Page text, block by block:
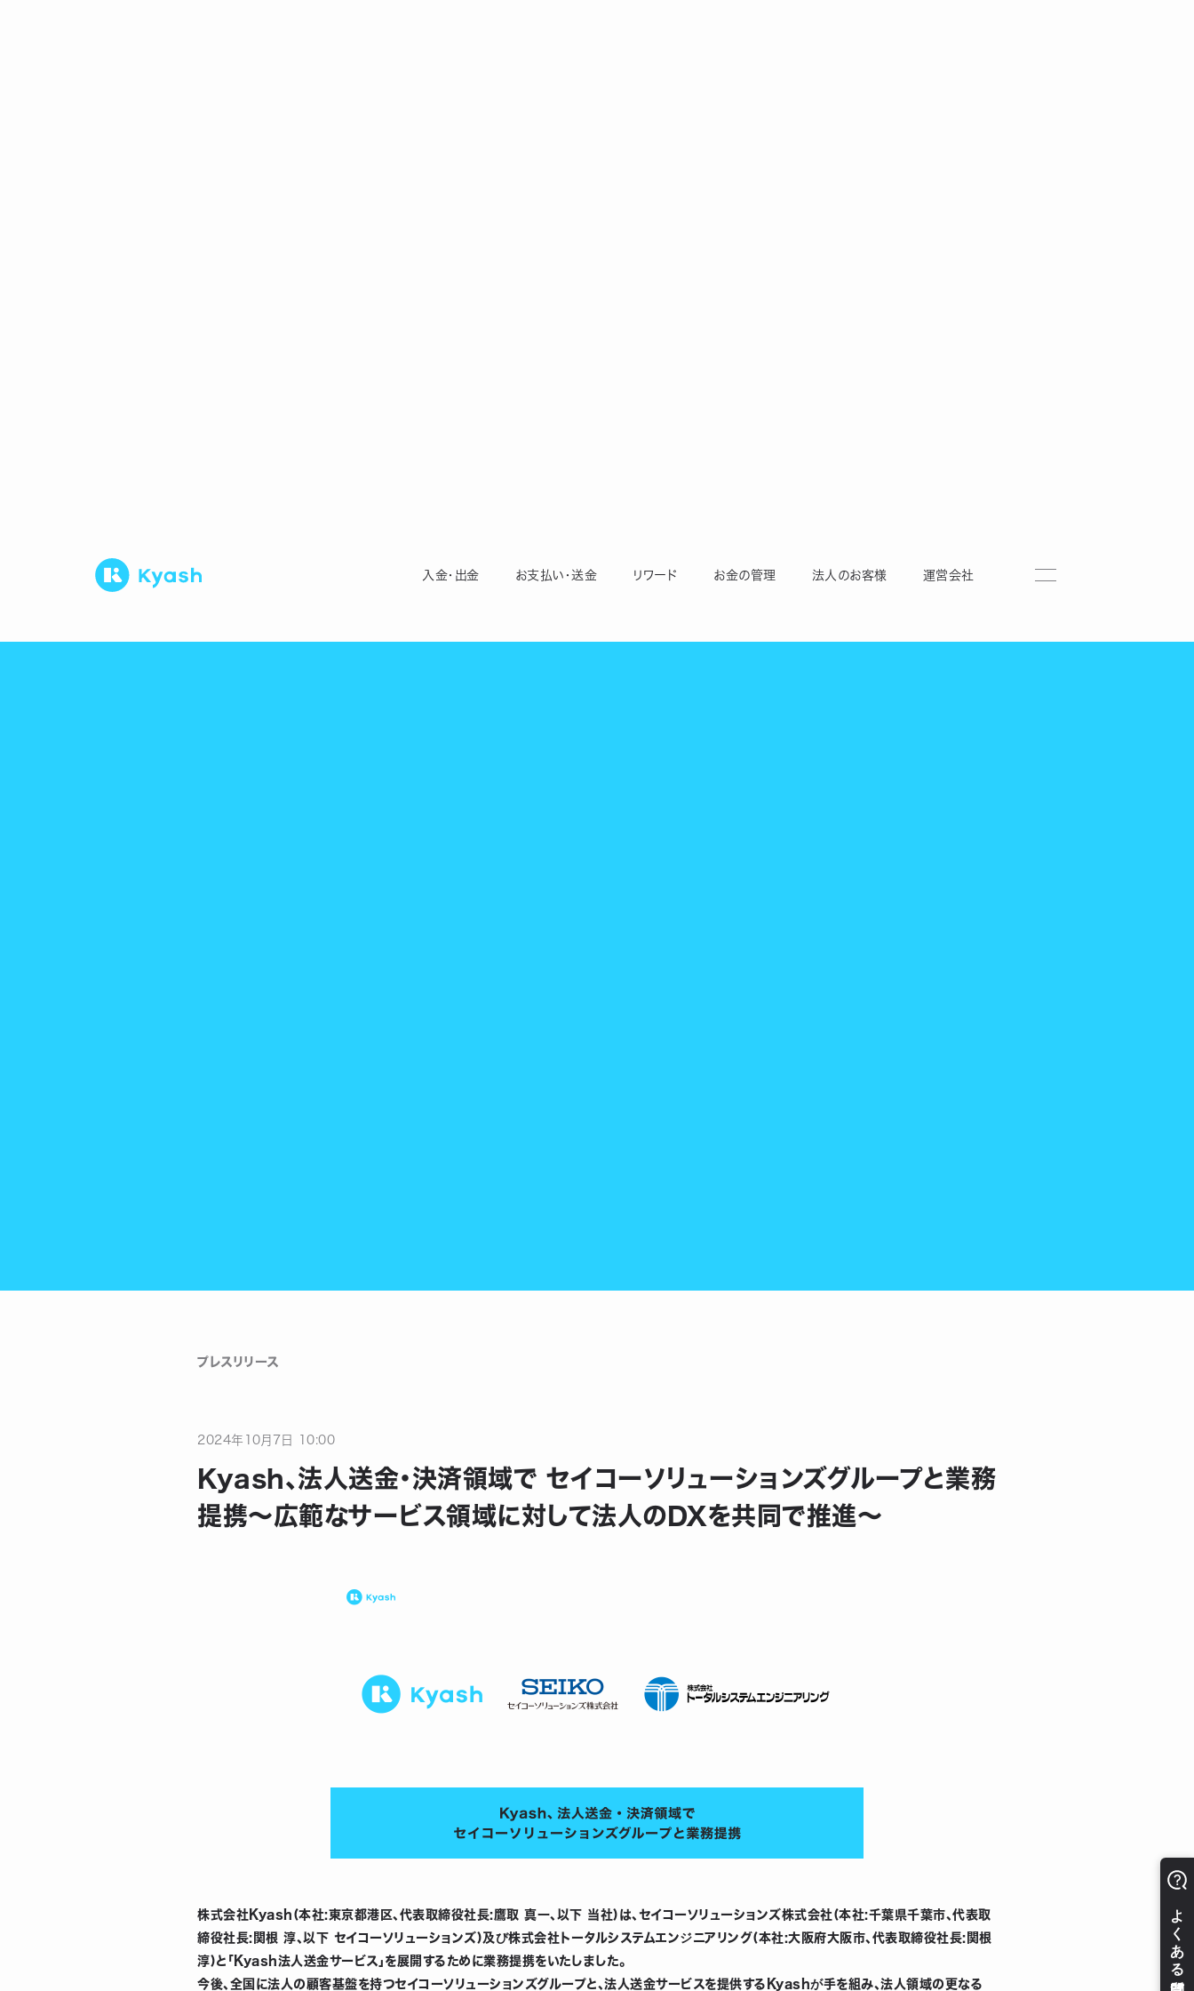
入金・出金 お支払い・送金 リワード お金の管理 法人のお客様 運営会社
プレスリリース
2024年 10月 7 日 10:00
Kyash、法人送金・決済領域で セイコーソリューションズグループと業務
提携〜広範なサービス領域に対して法人のDXを共同で推進〜
株式会社Kyash(本社:東京都港区、代表取締役社長:鷹取 真一、以下 当社)は、セイコーソリューションズ株式会社(本社:千葉県千葉市、代表取
締役社長:関根 淳、以下 セイコーソリューションズ)及び株式会社トータルシステムエンジニアリング(本社:大阪府大阪市、代表取締役社長:関根
淳)と「Kyash法人送金サービス」を展開するために業務提携をいたしました。
今後、全国に法人の顧客基盤を持つセイコーソリューションズグループと、法人送金サービスを提供するKyashが手を組み、法人領域の更なる